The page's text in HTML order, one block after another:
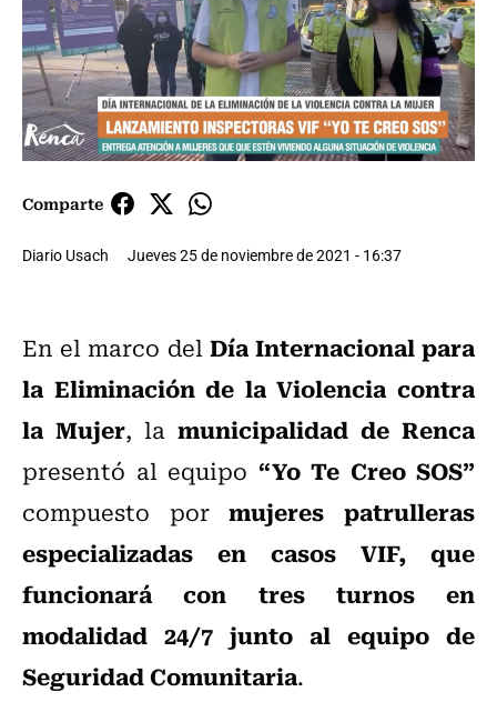
Comparte
Diario Usach Jueves 25 de noviembre de 2021 - 16:37
En el marco delDía Internacional para
la Eliminación de la Violencia contra
la Mujer, la municipalidad de Renca
presentó al equipo “Yo Te Creo SOS”
compuesto pormujeres patrulleras
especializadas en casos VIF, que
funcionará con tres turnos en
modalidad 24/7 junto al equipo de
Seguridad Comunitaria.